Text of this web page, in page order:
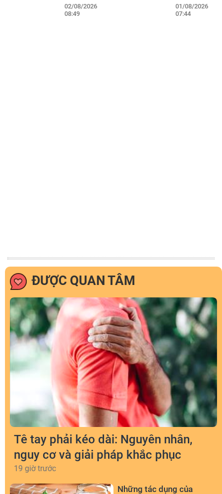
02/08/2026
08:49
01/08/2026
07:44
ĐƯỢC QUAN TÂM
Tê tay phải kéo dài: Nguyên nhân,
nguy cơ và giải pháp khắc phục
19 giờ trước
Những tác dụng của